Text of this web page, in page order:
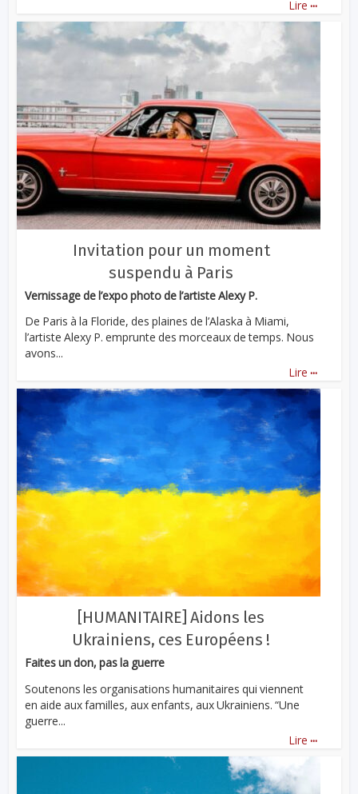
Lire
Invitation pour un moment
suspendu à Paris
Vernissage de l’expo photo de l’artiste Alexy P.
De Paris à la Floride, des plaines de l’Alaska à Miami,
l’artiste Alexy P. emprunte des morceaux de temps. Nous
avons...
Lire ...
[HUMANITAIRE] Aidons les
Ukrainiens, ces Européens !
Faites un don, pas la guerre
Soutenons les organisations humanitaires qui viennent
en aide aux familles, aux enfants, aux Ukrainiens. “Une
guerre...
Lire ...